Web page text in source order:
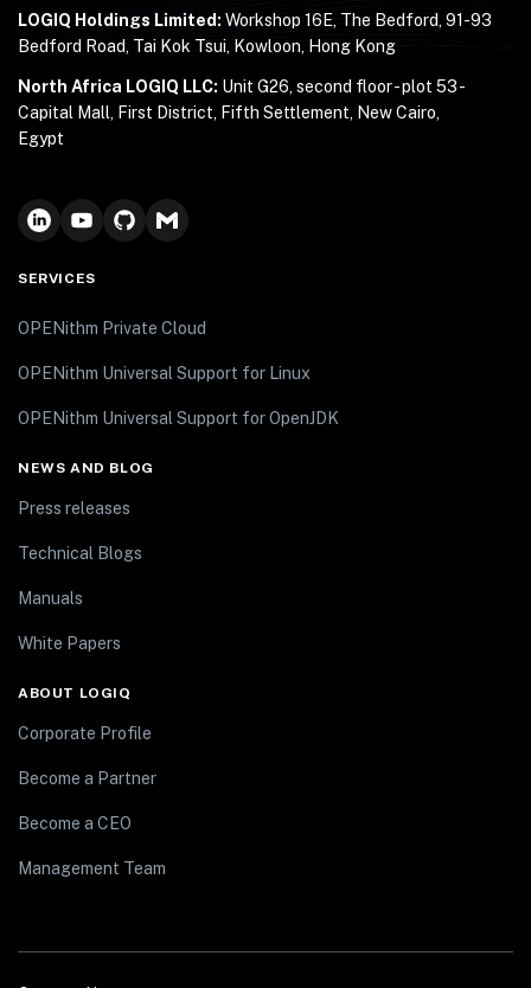
LOGIQ Holdings Limited: Workshop 16E, The Bedford, 91-93
Bedford Road, Tai Kok Tsui, Kowloon, Hong Kong
North Africa LOGIQ LLC: Unit G26, second floor - plot 53 -
Capital Mall, First District, Fifth Settlement, New Cairo,
Egypt
SERVICES
OPENithm Private Cloud
OPENithm Universal Support for Linux
OPENithm Universal Support for OpenJDK
NEWS AND BLOG
Press releases
Technical Blogs
Manuals
White Papers
ABOUT LOGIQ
Corporate Profile
Become a Partner
Become a CEO
Management Team